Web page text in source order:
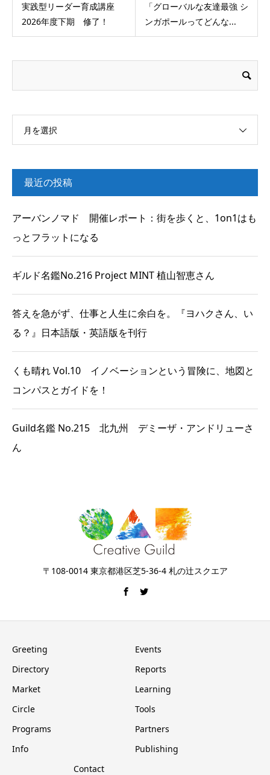
実践型リーダー育成講座
2026年度下期 修了！
「グローバルな友達最強 シ
ンガポールってどんな...
月を選択
最近の投稿
アーバンノマド 開催レポート：街を歩くと、1on1はも
っとフラットになる
ギルド名鑑No.216 Project MINT 植山智恵さん
答えを急がず、仕事と人生に余白を。『ヨハクさん、い
る？』日本語版・英語版を刊行
くも晴れ Vol.10 イノベーションという冒険に、地図と
コンパスとガイドを！
Guild名鑑 No.215 北九州 デミーザ・アンドリューさ
ん
〒108-0014 東京都港区芝5-36-4 札の辻スクエア
Greeting
Events
Directory
Reports
Market
Learning
Circle
Tools
Programs
Partners
Info
Publishing
Contact